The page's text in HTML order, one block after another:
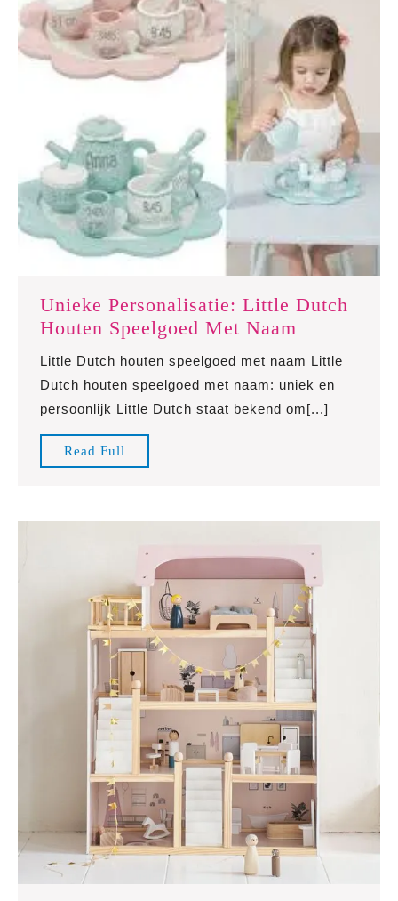
Unieke Personalisatie: Little Dutch
Houten Speelgoed Met Naam
Little
Dutch
Houten
Little Dutch houten speelgoed met naam Little
Dutch houten speelgoed met naam: uniek en
persoonlijk Little Dutch staat bekend om[...]
Read Full
Full